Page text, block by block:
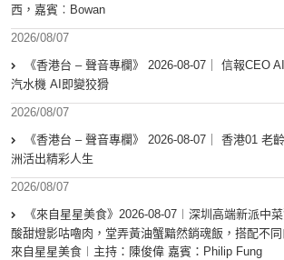
西，嘉賓︰Bowan
2026/08/07
《香港台 – 聲音專欄》 2026-08-07｜ 信報CEO
汽水機 AI即變狡猾
2026/08/07
《香港台 – 聲音專欄》 2026-08-07｜ 香港01 老
洲活出精彩人生
2026/08/07
《來自星星美食》2026-08-07︱深圳高端新派中
酸甜燈影咕嚕肉，堂弄黃油蟹黯然銷魂飯，搭配不同
來自星星美食︱主持：陳俊偉 嘉賓：Philip Fung